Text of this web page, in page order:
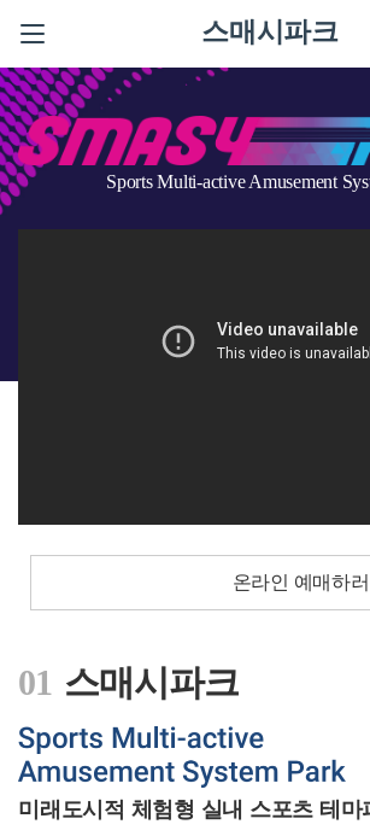
스매시파크
Sports Multi-active Amusement
온라인 예매하러
01 스매시파크
미래도시적 체험형 실내 스포츠 테마